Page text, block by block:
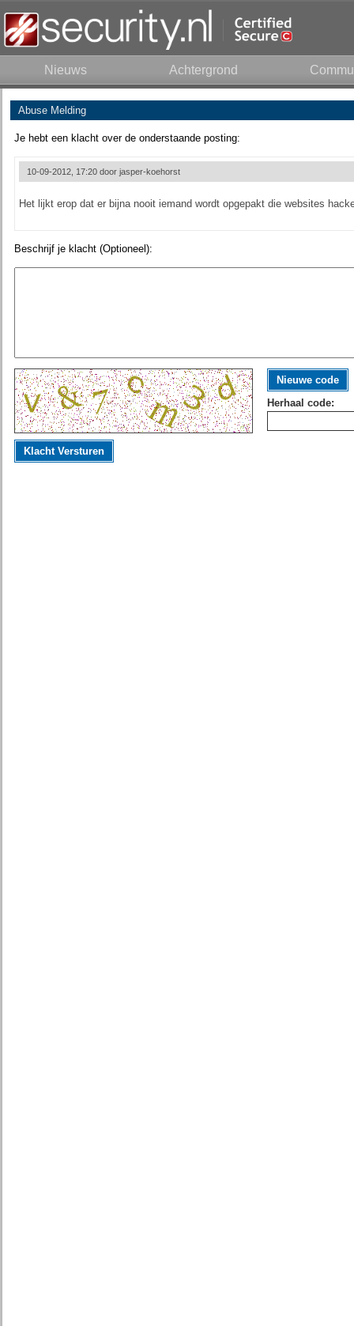
Nieuws Achtergrond
Abuse Melding
Je hebt een klacht over de onderstaande posting:
10-09-2012, 17:20 door jasper-koehorst
Het lijkt erop dat er bijna nooit iemand wordt opgepakt die websites
Beschrijf je klacht (Optioneel):
Nieuwe code
Herhaal code:
Klacht Versturen